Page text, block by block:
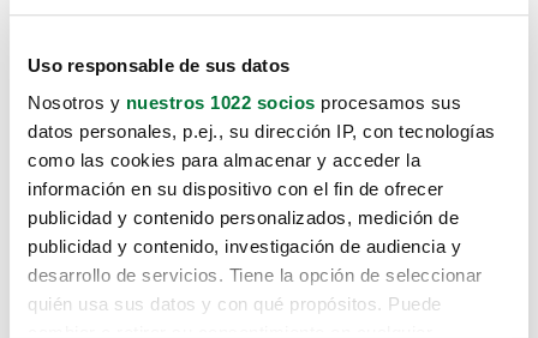
Uso responsable de sus datos
Nosotros y nuestros 1022 socios procesamos sus
datos personales, p.ej., su dirección IP, con tecnologías
como las cookies para almacenar y acceder la
información en su dispositivo con el fin de ofrecer
publicidad y contenido personalizados, medición de
publicidad y contenido, investigación de audiencia y
desarrollo de servicios. Tiene la opción de seleccionar
quién usa sus datos y con qué propósitos. Puede
Lo sentimos, no sabemos como
te hemos traido hasta aquí.
Pero puedes encontrar el coche que estás
buscando en alguno de estos enlaces: